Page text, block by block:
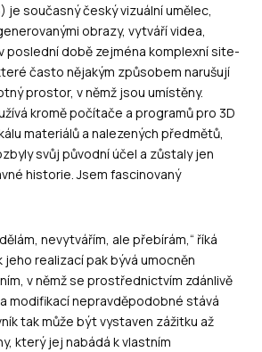
je současný český vizuální umělec,
obrazy, vytváří videa,
poslední době zejména komplexní site-
často nějakým způsobem narušují
prostor, v němž jsou umístěny.
kromě počítače a programů pro 3D
materiálů a nalezených předmětů,
svůj původní účel a zůstaly jen
historie. Jsem fascinovaný
nevytvářím, ale přebírám,“ říká
jeho realizací pak bývá umocněn
v němž se prostřednictvím zdánlivě
modifikací nepravděpodobné stává
tak může být vystaven zážitku až
který jej nabádá k vlastním